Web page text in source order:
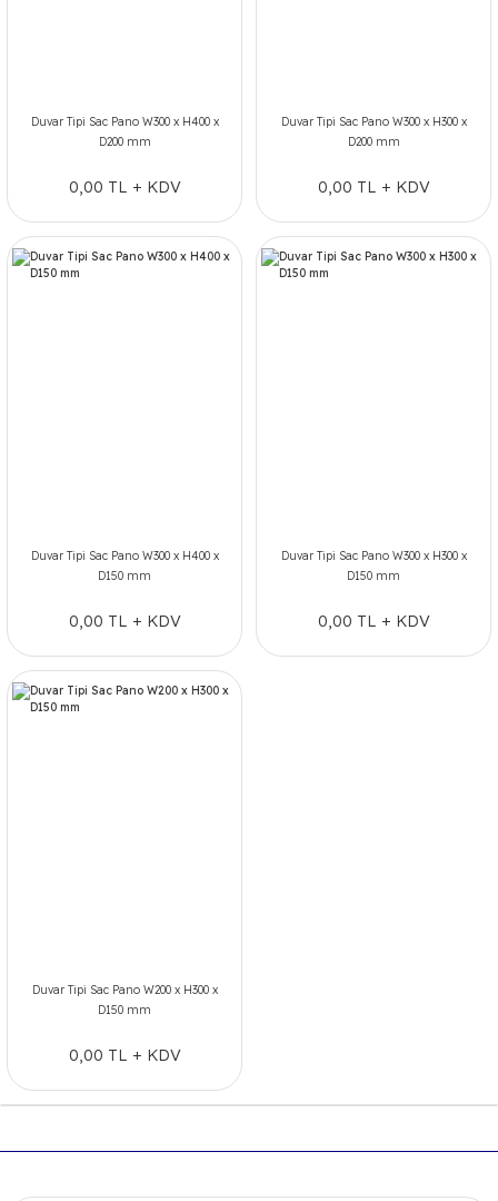
Duvar Tipi Sac Pano W300 x H400 x
D200 mm
0,00 TL + KDV
Duvar Tipi Sac Pano W300 x H300 x
D200 mm
0,00 TL + KDV
Duvar Tipi Sac Pano W300 x H400 x
D150 mm
0,00 TL + KDV
Duvar Tipi Sac Pano W300 x H300 x
D150 mm
0,00 TL + KDV
Duvar Tipi Sac Pano W200 x H300 x
D150 mm
0,00 TL + KDV